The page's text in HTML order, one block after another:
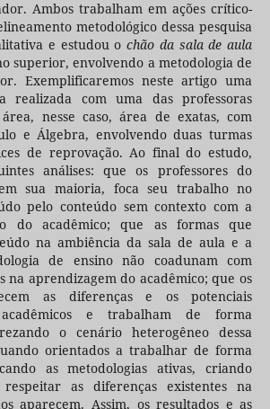
Ambos trabalham em ações crítico-
metodológico dessa pesquisa
e estudou ochão da sala de aula
superior, envolvendo a metodologia de
Exemplificaremos neste artigo uma
realizada com uma das professoras
nesse caso, área de exatas, com
e Álgebra, envolvendo duas turmas
de reprovação. Ao final do estudo,
análises: que os professores do
sua maioria, foca seu trabalho no
pelo conteúdo sem contexto com a
do acadêmico; que as formas que
na ambiência da sala de aula e a
de ensino não coadunam com
na aprendizagem do acadêmico; que os
as diferenças e os potenciais
e trabalham de forma
o cenário heterogêneo dessa
orientados a trabalhar de forma
as metodologias ativas, criando
respeitar as diferenças existentes na
aparecem. Assim, os resultados e as